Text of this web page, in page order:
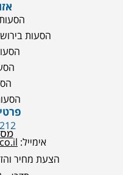
הסעות
אימייל:
הצעת מחיר והזמנות –